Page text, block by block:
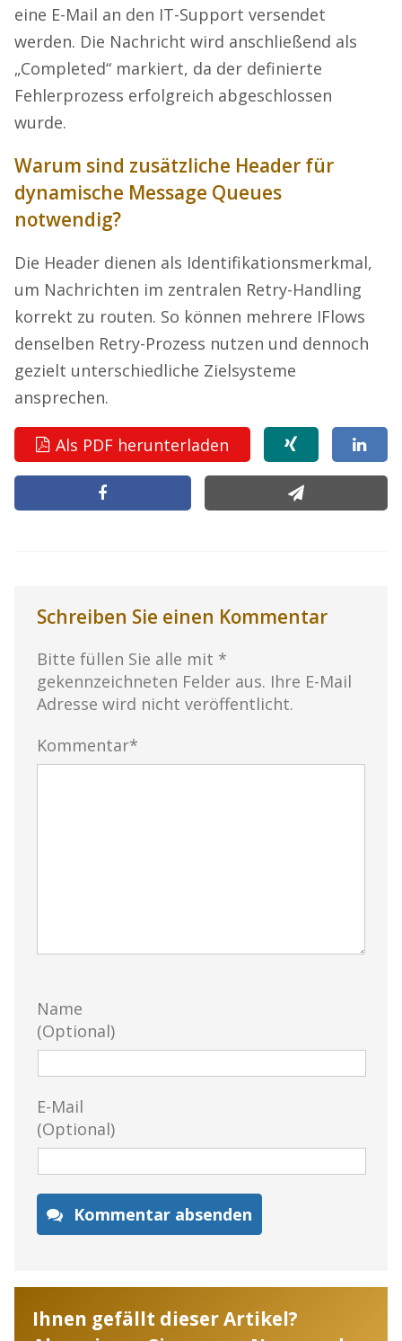
eine E-Mail an den IT-Support versendet
werden. Die Nachricht wird anschließend als
„Completed“ markiert, da der definierte
Fehlerprozess erfolgreich abgeschlossen
wurde.
Warum sind zusätzliche Header für
dynamische Message Queues
notwendig?
Die Header dienen als Identifikationsmerkmal,
um Nachrichten im zentralen Retry-Handling
korrekt zu routen. So können mehrere IFlows
denselben Retry-Prozess nutzen und dennoch
gezielt unterschiedliche Zielsysteme
ansprechen.
Als PDF herunterladen
Schreiben Sie einen Kommentar
Bitte füllen Sie alle mit *
gekennzeichneten Felder aus. Ihre E-Mail
Adresse wird nicht veröffentlicht.
Kommentar*
Name
(Optional)
E-Mail
(Optional)
Kommentar absenden
Ihnen gefällt dieser Artikel?